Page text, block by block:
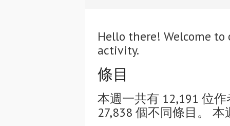
Hello there! Welcome
activity.
條目
本週一共有 12,191 位
27,838 個不同條目。